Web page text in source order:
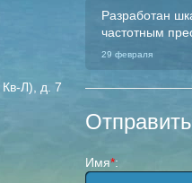
Л), д. 7
Разработан
частотным
29 февраля
Имя*: